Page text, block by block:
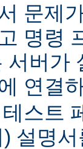
문제
명령
서버가
연결
스트
설명